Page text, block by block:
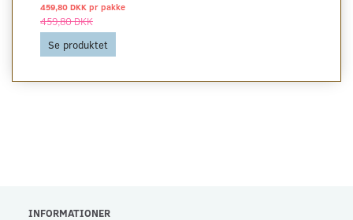
459,80 DKK pr pakke
459,80 DKK
Se produktet
INFORMATIONER